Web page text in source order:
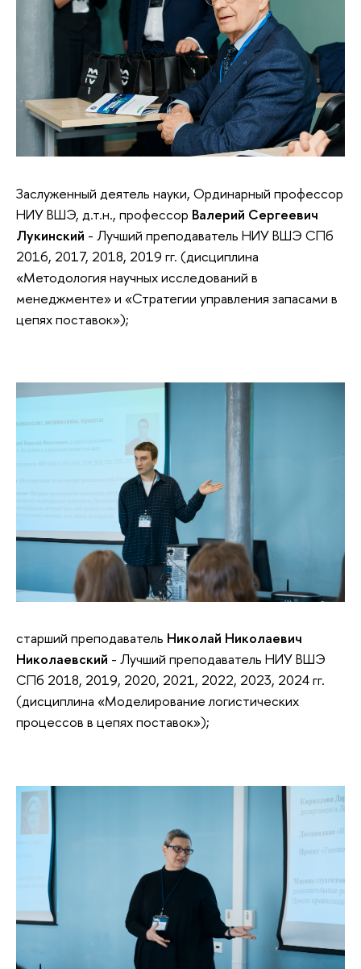
Заслуженный деятель науки, Ординарный профессор
НИУ ВШЭ, д.т.н., профессор Валерий Сергеевич
Лукинский - Лучший преподаватель НИУ ВШЭ СПб
2016, 2017, 2018, 2019 гг. (дисциплина
«Методология научных исследований в
менеджменте» и «Стратегии управления запасами в
цепях поставок»);
старший преподаватель Николай Николаевич
Николаевский - Лучший преподаватель НИУ ВШЭ
СПб 2018, 2019, 2020, 2021, 2022, 2023, 2024 гг.
(дисциплина «Моделирование логистических
процессов в цепях поставок»);